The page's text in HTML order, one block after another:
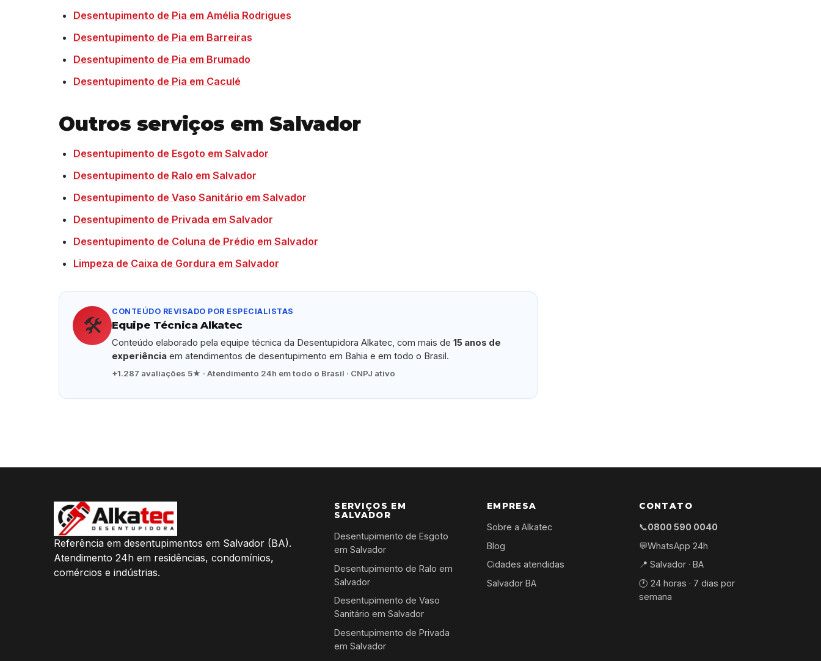
Desentupimento de Pia em Amélia Rodrigues
Desentupimento de Pia em Barreiras
Desentupimento de Pia em Brumado
Desentupimento de Pia em Caculé
Outros serviços em Salvador
Desentupimento de Esgoto em Salvador
Desentupimento de Ralo em Salvador
Desentupimento de Vaso Sanitário em Salvador
Desentupimento de Privada em Salvador
Desentupimento de Coluna de Prédio em Salvador
Limpeza de Caixa de Gordura em Salvador
🛠️
CONTEÚDO REVISADO POR ESPECIALISTAS
Equipe Técnica Alkatec
Conteúdo elaborado pela equipe técnica da Desentupidora Alkatec, com mais de15 anos de
experiência em atendimentos de desentupimento em Bahia e em todo o Brasil.
+1.287 avaliações 5★ · Atendimento 24h em todo o Brasil · CNPJ ativo
Referência em desentupimentos em Salvador (BA).
Atendimento 24h em residências, condomínios,
comércios e indústrias.
SERVIÇOS EM
SALVADOR
Desentupimento de Esgoto
em Salvador
Desentupimento de Ralo em
Salvador
Desentupimento de Vaso
Sanitário em Salvador
Desentupimento de Privada
em Salvador
EMPRESA
Sobre a Alkatec
Blog
Cidades atendidas
Salvador BA
CONTATO
📞0800 590 0040
💬WhatsApp 24h
📍 Salvador · BA
🕐 24 horas · 7 dias por
semana